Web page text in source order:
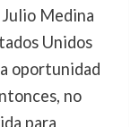
Medina
Unidos
oportunidad
no
para